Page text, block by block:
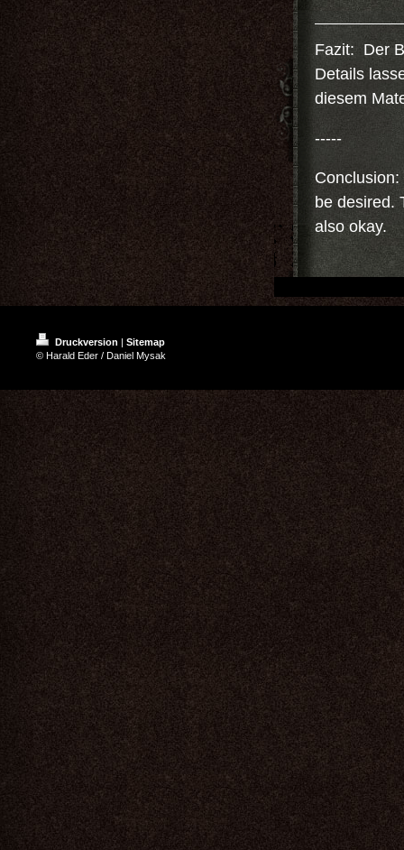
Fazit: Der
Details
diesem
-----
be desired.
also okay.
Druckversion | Sitemap
© Harald Eder / Daniel Mysak